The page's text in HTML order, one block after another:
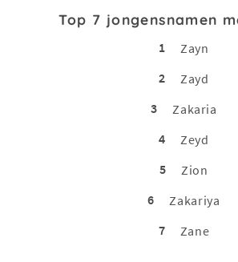
Top 7 jongensnamen
1
Zayn
2
Zayd
3
Zakaria
4
Zeyd
5
Zion
6
Zakariya
7
Zane